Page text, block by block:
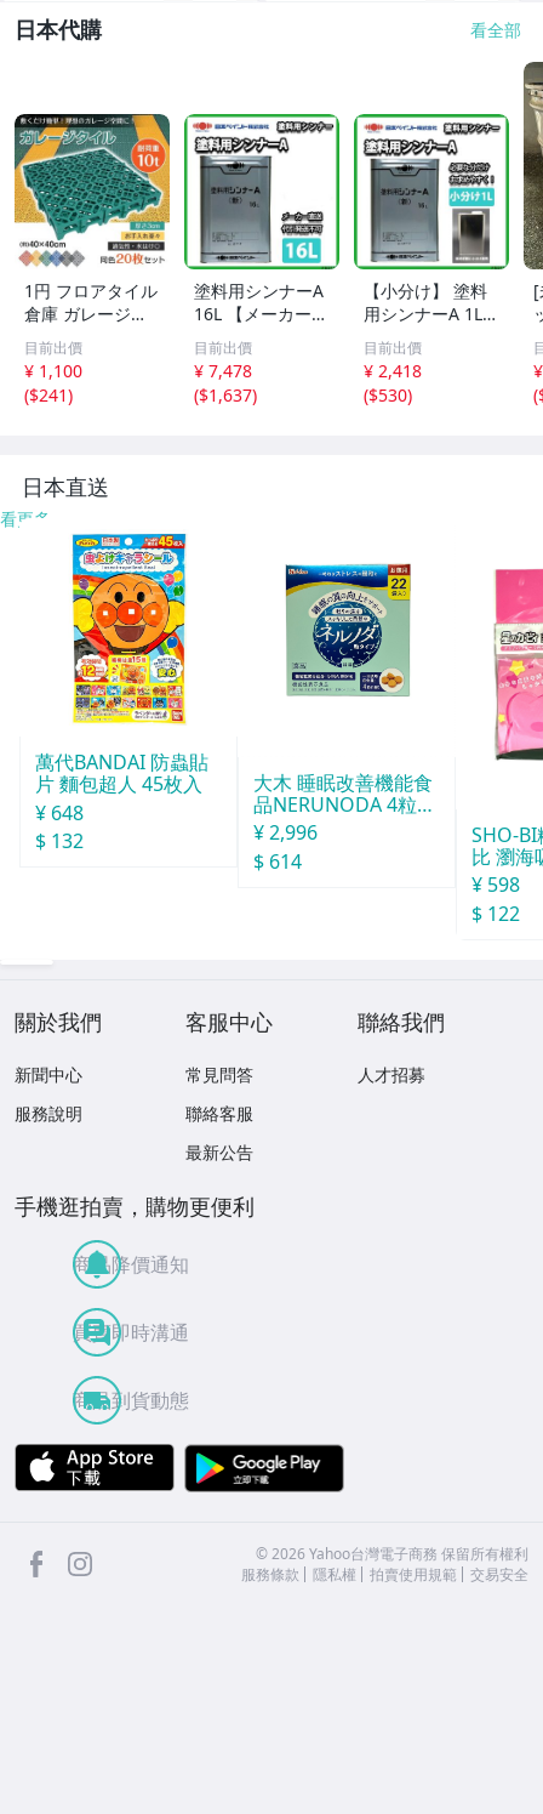
日本代購 看全部
1円 フロアタイル
倉庫 ガレージタ
イル タイル ガレ
ージマット 床タ
イル ガレージ 床
マット フロアマ
7
目前出價
¥ 1,100
($241)
塗料用シンナーA
16L 【メーカー直
送便/代引不可】
日本ペイント 塗
料 Z03
目前出價
¥ 7,478
($1,637)
【小分け】 塗料
用シンナーA 1L
【メーカー直送
便/代引不可】 日
本ペイント 塗料
Z25
目前出價
¥ 2,418
($530)
[
(
日本直送
看更多
萬代BANDAI 防蟲貼
片 麵包超人 45枚入
¥ 648
$ 132
大木 睡眠改善機能食
品NERUNODA 4粒22
袋
¥ 2,996
$ 614
SHO-
比 瀏海
¥ 598
$ 122
關於我們
新聞中心
服務說明
客服中心
常見問答
聯絡客服
最新公告
聯絡我們
人才招募
手機逛拍賣，購物更便利
商品降價通知
買賣即時溝通
商品到貨動態
APP Store
facebook ©2026 Yahoo台灣電子商務 保留所有權利
服務條款
隱私權 拍賣使用規範 交易安全